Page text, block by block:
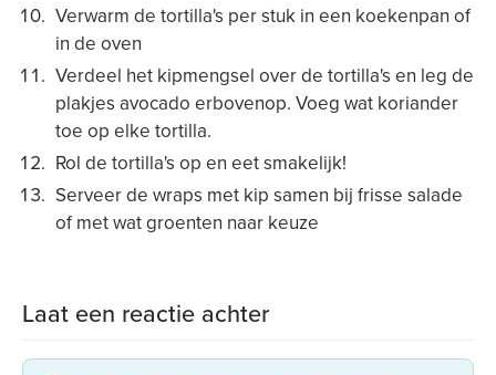
Verwarm de tortilla's per stuk in een koekenpan of
in de oven
Verdeel het kipmengsel over de tortilla's en leg de
plakjes avocado erbovenop. Voeg wat koriander
toe op elke tortilla.
Rol de tortilla's op en eet smakelijk!
Serveer de wraps met kip samen bij frisse salade
of met wat groenten naar keuze
Laat een reactie achter